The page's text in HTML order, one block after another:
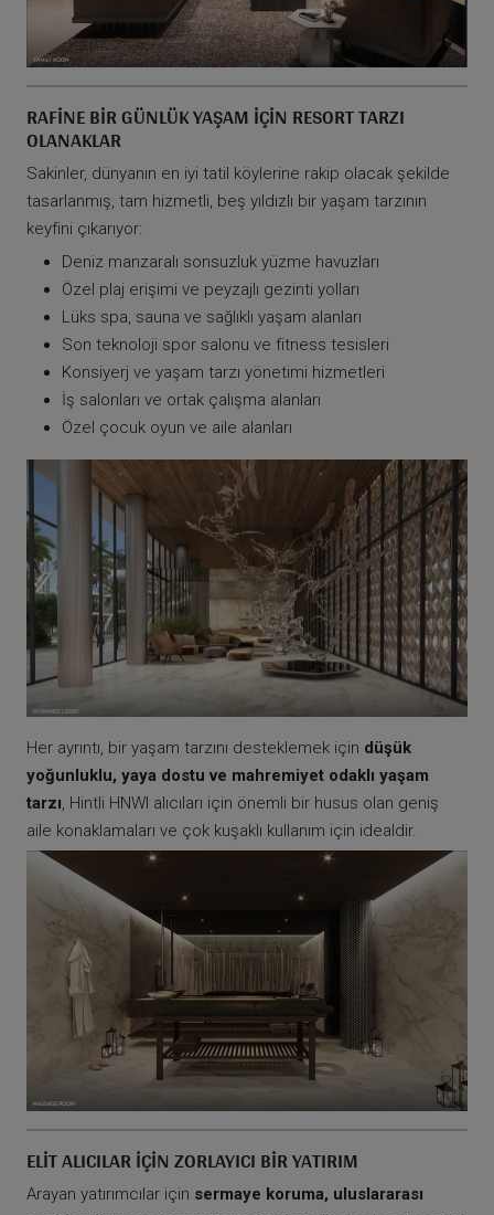
RAFINE BIR GÜNLÜK YAŞAM IÇIN RESORT TARZI
OLANAKLAR
Sakinler, dünyanın en iyi tatil köylerine rakip olacak şekilde
tasarlanmış, tam hizmetli, beş yıldızlı bir yaşam tarzının
keyfini çıkarıyor:
Deniz manzaralı sonsuzluk yüzme havuzları
Özel plaj erişimi ve peyzajlı gezinti yolları
Lüks spa, sauna ve sağlıklı yaşam alanları
Son teknoloji spor salonu ve fitness tesisleri
Konsiyerj ve yaşam tarzı yönetimi hizmetleri
İş salonları ve ortak çalışma alanları
Özel çocuk oyun ve aile alanları
Her ayrıntı, bir yaşam tarzını desteklemek için düşük
yoğunluklu, yaya dostu ve mahremiyet odaklı yaşam
tarzı, Hintli HNWI alıcıları için önemli bir husus olan geniş
aile konaklamaları ve çok kuşaklı kullanım için idealdir.
ELIT ALICILAR İÇIN ZORLAYICI BIR YATIRIM
Arayan yatırımcılar için sermaye koruma, uluslararası